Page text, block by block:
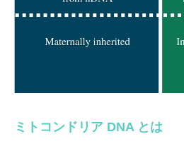
ミトコンドリア DNA とは